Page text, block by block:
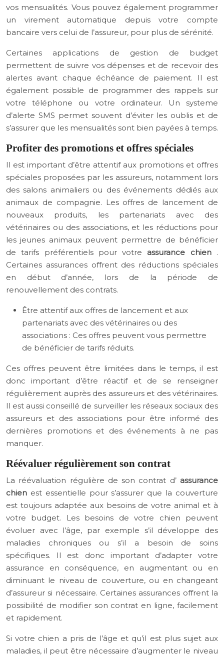
vos mensualités. Vous pouvez également programmer
un virement automatique depuis votre compte
bancaire vers celui de l’assureur, pour plus de sérénité.
Certaines applications de gestion de budget
permettent de suivre vos dépenses et de recevoir des
alertes avant chaque échéance de paiement. Il est
également possible de programmer des rappels sur
votre téléphone ou votre ordinateur. Un systeme
d’alerte SMS permet souvent d’éviter les oublis et de
s’assurer que les mensualités sont bien payées à temps.
Profiter des promotions et offres spéciales
Il est important d’être attentif aux promotions et offres
spéciales proposées par les assureurs, notamment lors
des salons animaliers ou des événements dédiés aux
animaux de compagnie. Les offres de lancement de
nouveaux produits, les partenariats avec des
vétérinaires ou des associations, et les réductions pour
les jeunes animaux peuvent permettre de bénéficier
de tarifs préférentiels pour votre assurance chien .
Certaines assurances offrent des réductions spéciales
en début d’année, lors de la période de
renouvellement des contrats.
Être attentif aux offres de lancement et aux
partenariats avec des vétérinaires ou des
associations : Ces offres peuvent vous permettre
de bénéficier de tarifs réduits.
Ces offres peuvent être limitées dans le temps, il est
donc important d’être réactif et de se renseigner
régulièrement auprès des assureurs et des vétérinaires.
Il est aussi conseillé de surveiller les réseaux sociaux des
assureurs et des associations pour être informé des
dernières promotions et des événements à ne pas
manquer.
Réévaluer régulièrement son contrat
La réévaluation régulière de son contrat d’ assurance
chien est essentielle pour s’assurer que la couverture
est toujours adaptée aux besoins de votre animal et à
votre budget. Les besoins de votre chien peuvent
évoluer avec l’âge, par exemple s’il développe des
maladies chroniques ou s’il a besoin de soins
spécifiques. Il est donc important d’adapter votre
assurance en conséquence, en augmentant ou en
diminuant le niveau de couverture, ou en changeant
d’assureur si nécessaire. Certaines assurances offrent la
possibilité de modifier son contrat en ligne, facilement
et rapidement.
Si votre chien a pris de l’âge et qu’il est plus sujet aux
maladies, il peut être nécessaire d’augmenter le niveau